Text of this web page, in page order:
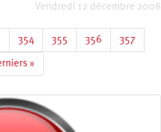
Vendredi 12 décembre 2008
Page
354 Page
355 Page
356 Page
357
»